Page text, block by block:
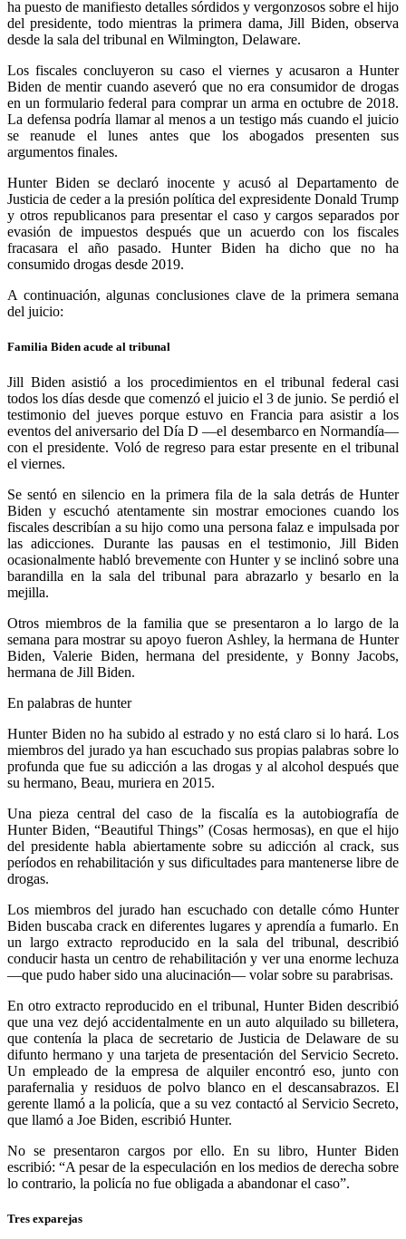
Whatsapp
Linkedin
ha puesto de manifiesto detalles sórdidos y vergonzosos sobre el hijo
del presidente, todo mientras la primera dama, Jill Biden, observa
desde la sala del tribunal en Wilmington, Delaware.
Los fiscales concluyeron su caso el viernes y acusaron a Hunter
Biden de mentir cuando aseveró que no era consumidor de drogas
en un formulario federal para comprar un arma en octubre de 2018.
La defensa podría llamar al menos a un testigo más cuando el juicio
se reanude el lunes antes que los abogados presenten sus
argumentos finales.
Hunter Biden se declaró inocente y acusó al Departamento de
Justicia de ceder a la presión política del expresidente Donald Trump
y otros republicanos para presentar el caso y cargos separados por
evasión de impuestos después que un acuerdo con los fiscales
fracasara el año pasado. Hunter Biden ha dicho que no ha
consumido drogas desde 2019.
A continuación, algunas conclusiones clave de la primera semana
del juicio:
Familia Biden acude al tribunal
Jill Biden asistió a los procedimientos en el tribunal federal casi
todos los días desde que comenzó el juicio el 3 de junio. Se perdió el
testimonio del jueves porque estuvo en Francia para asistir a los
eventos del aniversario del Día D —el desembarco en Normandía—
con el presidente. Voló de regreso para estar presente en el tribunal
el viernes.
Se sentó en silencio en la primera fila de la sala detrás de Hunter
Biden y escuchó atentamente sin mostrar emociones cuando los
fiscales describían a su hijo como una persona falaz e impulsada por
las adicciones. Durante las pausas en el testimonio, Jill Biden
ocasionalmente habló brevemente con Hunter y se inclinó sobre una
barandilla en la sala del tribunal para abrazarlo y besarlo en la
mejilla.
Otros miembros de la familia que se presentaron a lo largo de la
semana para mostrar su apoyo fueron Ashley, la hermana de Hunter
Biden, Valerie Biden, hermana del presidente, y Bonny Jacobs,
hermana de Jill Biden.
En palabras de hunter
Hunter Biden no ha subido al estrado y no está claro si lo hará. Los
miembros del jurado ya han escuchado sus propias palabras sobre lo
profunda que fue su adicción a las drogas y al alcohol después que
su hermano, Beau, muriera en 2015.
Una pieza central del caso de la fiscalía es la autobiografía de
Hunter Biden, “Beautiful Things” (Cosas hermosas), en que el hijo
del presidente habla abiertamente sobre su adicción al crack, sus
períodos en rehabilitación y sus dificultades para mantenerse libre de
drogas.
Los miembros del jurado han escuchado con detalle cómo Hunter
Biden buscaba crack en diferentes lugares y aprendía a fumarlo. En
un largo extracto reproducido en la sala del tribunal, describió
conducir hasta un centro de rehabilitación y ver una enorme lechuza
—que pudo haber sido una alucinación— volar sobre su parabrisas.
En otro extracto reproducido en el tribunal, Hunter Biden describió
que una vez dejó accidentalmente en un auto alquilado su billetera,
que contenía la placa de secretario de Justicia de Delaware de su
difunto hermano y una tarjeta de presentación del Servicio Secreto.
Un empleado de la empresa de alquiler encontró eso, junto con
parafernalia y residuos de polvo blanco en el descansabrazos. El
gerente llamó a la policía, que a su vez contactó al Servicio Secreto,
que llamó a Joe Biden, escribió Hunter.
No se presentaron cargos por ello. En su libro, Hunter Biden
escribió: “A pesar de la especulación en los medios de derecha sobre
lo contrario, la policía no fue obligada a abandonar el caso”.
Tres exparejas